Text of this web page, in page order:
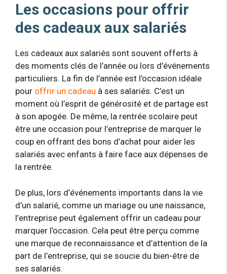
Les occasions pour offrir
des cadeaux aux salariés
Les cadeaux aux salariés sont souvent offerts à
des moments clés de l’année ou lors d’événements
particuliers. La fin de l’année est l’occasion idéale
pour offrir un cadeau à ses salariés. C’est un
moment où l’esprit de générosité et de partage est
à son apogée. De même, la rentrée scolaire peut
être une occasion pour l’entreprise de marquer le
coup en offrant des bons d’achat pour aider les
salariés avec enfants à faire face aux dépenses de
la rentrée.
De plus, lors d’événements importants dans la vie
d’un salarié, comme un mariage ou une naissance,
l’entreprise peut également offrir un cadeau pour
marquer l’occasion. Cela peut être perçu comme
une marque de reconnaissance et d’attention de la
part de l’entreprise, qui se soucie du bien-être de
ses salariés.